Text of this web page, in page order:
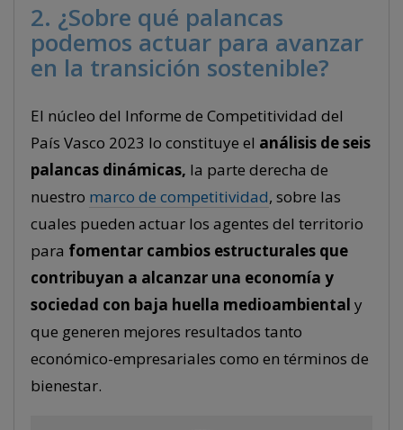
2. ¿Sobre qué palancas
podemos actuar para avanzar
en la transición sostenible?
El núcleo del Informe de Competitividad del
País Vasco 2023 lo constituye el análisis de seis
palancas dinámicas, la parte derecha de
nuestro marco de competitividad, sobre las
cuales pueden actuar los agentes del territorio
para fomentar cambios estructurales que
contribuyan a alcanzar una economía y
sociedad con baja huella medioambiental y
que generen mejores resultados tanto
económico-empresariales como en términos de
bienestar.